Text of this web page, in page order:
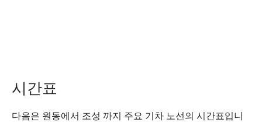
시간표
다음은 원동에서 조성 까지 주요 기차 노선의 시간표입니